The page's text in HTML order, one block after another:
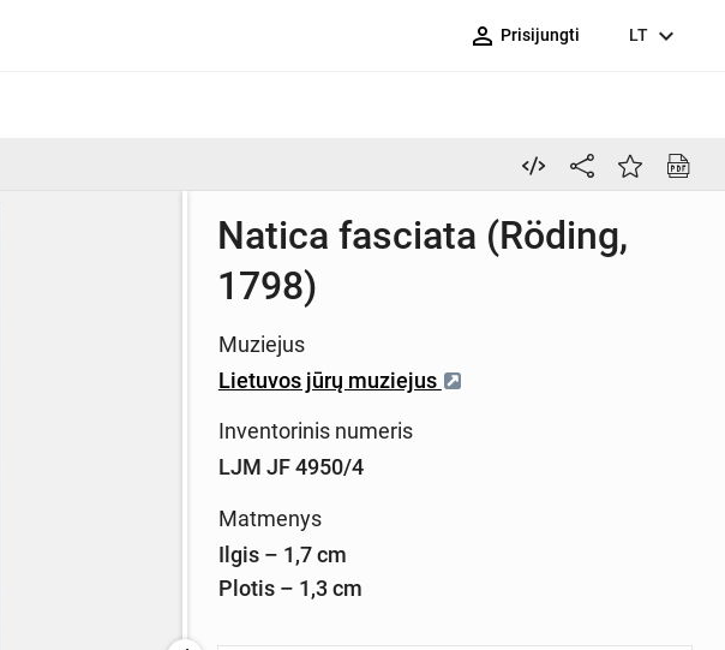
person_outline Prisijungti LT expand_more
Natica fasciata (Röding,
1798)
Muziejus
Lietuvos jūrų muziejus
Inventorinis numeris
LJM JF 4950/4
Matmenys
Ilgis – 1,7 cm
Plotis – 1,3 cm